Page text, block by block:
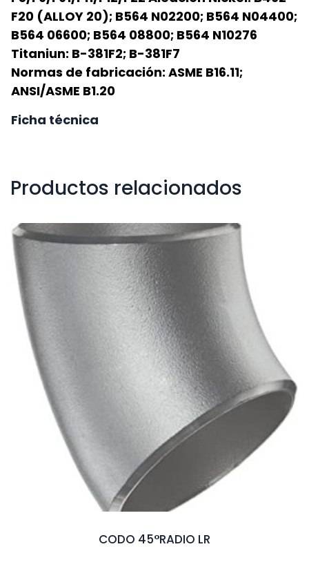
F20 (ALLOY 20); B564 N02200; B564 N04400;
B564 06600; B564 08800; B564 N10276
Titaniun: B-381F2; B-381F7
Normas de fabricación: ASME B16.11;
ANSI/ASME B1.20
Ficha técnica
Productos relacionados
CODO 45°RADIO LR